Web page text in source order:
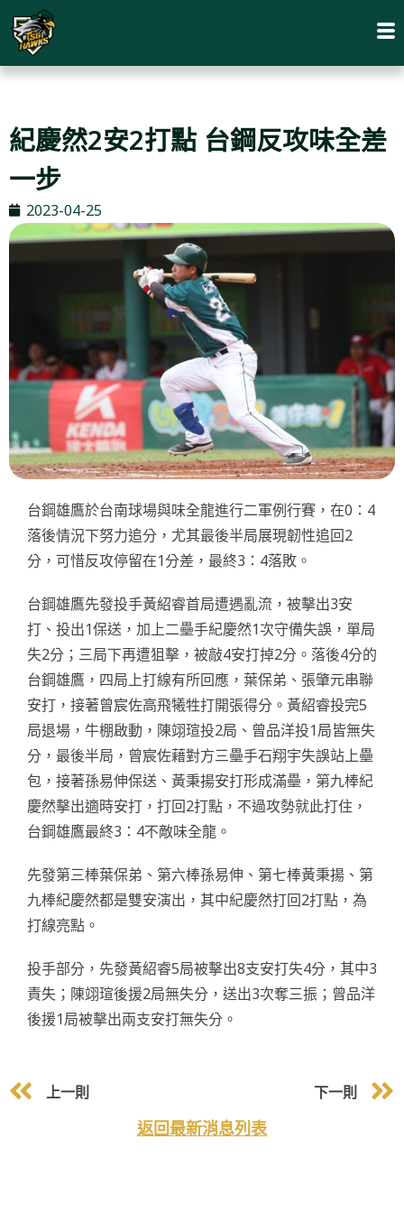
紀慶然2安2打點 台鋼反攻味全差
一步
2023-04-25
台鋼雄鷹於台南球場與味全龍進行二軍例行賽，在0：4
落後情況下努力追分，尤其最後半局展現韌性追回2
分，可惜反攻停留在1分差，最終3：4落敗。
台鋼雄鷹先發投手黃紹睿首局遭遇亂流，被擊出3安
打、投出1保送，加上二壘手紀慶然1次守備失誤，單局
失2分；三局下再遭狙擊，被敲4安打掉2分。落後4分的
台鋼雄鷹，四局上打線有所回應，葉保弟、張肇元串聯
安打，接著曾宸佐高飛犧牲打開張得分。黃紹睿投完5
局退場，牛棚啟動，陳翊瑄投2局、曾品洋投1局皆無失
分，最後半局，曾宸佐藉對方三壘手石翔宇失誤站上壘
包，接著孫易伸保送、黃秉揚安打形成滿壘，第九棒紀
慶然擊出適時安打，打回2打點，不過攻勢就此打住，
台鋼雄鷹最終3：4不敵味全龍。
先發第三棒葉保弟、第六棒孫易伸、第七棒黃秉揚、第
九棒紀慶然都是雙安演出，其中紀慶然打回2打點，為
打線亮點。
投手部分，先發黃紹睿5局被擊出8支安打失4分，其中3
責失；陳翊瑄後援2局無失分，送出3次奪三振；曾品洋
後援1局被擊出兩支安打無失分。
上一則 下一則
返回最新消息列表